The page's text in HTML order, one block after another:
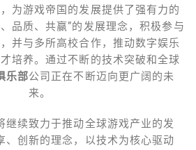
为游戏帝国的发展提供了强有力的
品质、共赢”的发展理念，积极参与
并与多所高校合作，推动数字娱乐
培养。通过不断的技术突破和全球
乐部公司正在不断迈向更广阔的未
来。
继续致力于推动全球游戏产业的发
、创新的理念，以技术为核心驱动